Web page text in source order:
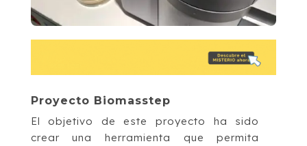
Proyecto Biomasstep
El objetivo de este proyecto ha sido
crear una herramienta que permita